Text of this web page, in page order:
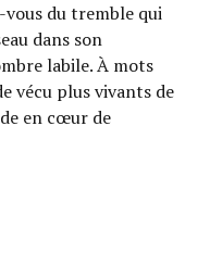
vous du tremble qui
dans son
labile. À mots
vécu plus vivants de
en cœur de